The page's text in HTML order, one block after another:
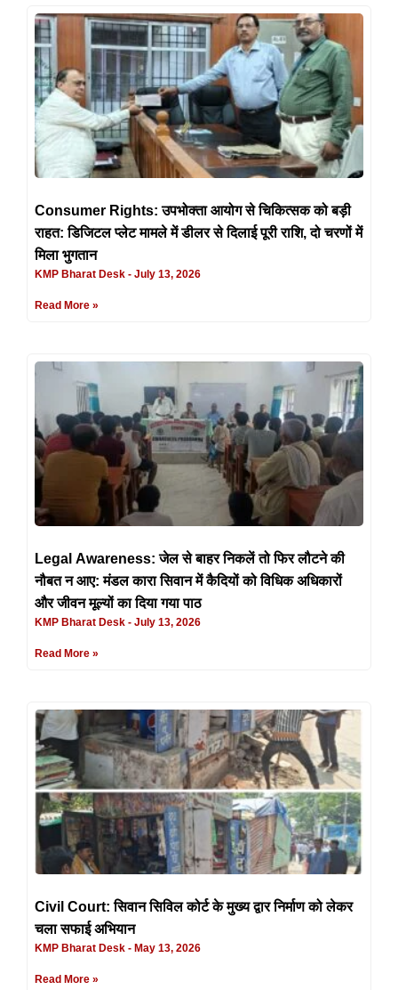
Consumer Rights: उपभोक्ता आयोग से चिकित्सक को बड़ी
राहत: डिजिटल प्लेट मामले में डीलर से दिलाई पूरी राशि, दो चरणों में
मिला भुगतान
KMP Bharat Desk July 13, 2026
Read More »
Legal Awareness: जेल से बाहर निकलें तो फिर लौटने की
नौबत न आए: मंडल कारा सिवान में कैदियों को विधिक अधिकारों
और जीवन मूल्यों का दिया गया पाठ
KMP Bharat Desk July 13, 2026
Read More »
Civil Court: सिवान सिविल कोर्ट के मुख्य द्वार निर्माण को लेकर
चला सफाई अभियान
KMP Bharat Desk May 13, 2026
Read More »